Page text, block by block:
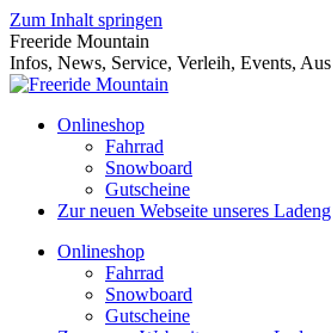
Zum Inhalt springen
Freeride Mountain
Infos, News, Service, Verleih, Events,
Onlineshop
Fahrrad
Snowboard
Gutscheine
Zur neuen Webseite unseres
Onlineshop
Fahrrad
Snowboard
Gutscheine